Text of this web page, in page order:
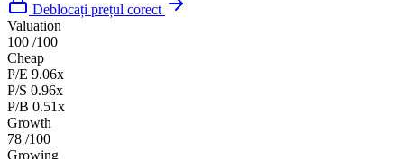
Deblocați prețul corect
Valuation
100 /100
Cheap
P/E 9.06x
P/S 0.96x
P/B 0.51x
Growth
78 /100
Growing